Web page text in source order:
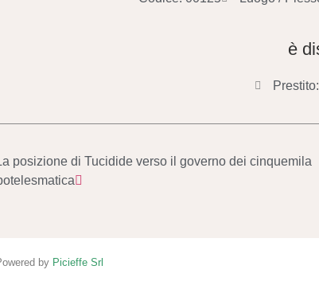
è
posizione di Tucidide verso il governo dei cinquemila
by Picieffe Srl